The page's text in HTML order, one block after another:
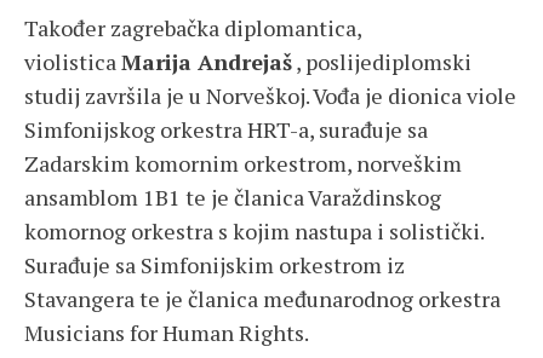
Također zagrebačka diplomantica,
violisticaMarija Andrejaš, poslijediplomski
studij završila je u Norveškoj. Vođa je dionica viole
Simfonijskog orkestra HRT-a, surađuje sa
Zadarskim komornim orkestrom, norveškim
ansamblom 1B1 te je članica Varaždinskog
komornog orkestra s kojim nastupa i solistički.
Surađuje sa Simfonijskim orkestrom iz
Stavangera te je članica međunarodnog orkestra
Musicians for Human Rights.